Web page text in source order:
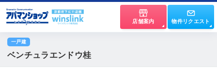
店舗案内 物件リクエスト
一戸建
ベンチュラエンドウ桂